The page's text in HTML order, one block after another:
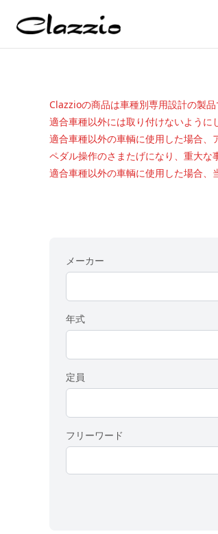
Clazzioの商品は車種別専用設計の製品
適合車種以外には取り付けないように
適合車種以外の車輌に使用した場合、
ペダル操作のさまたげになり、重大な
適合車種以外の車輌に使用した場合、
メーカー
年式
定員
フリーワード